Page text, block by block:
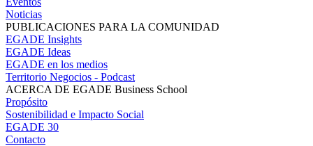
Noticias
PUBLICACIONES PARA LA COMUNIDAD
EGADE Insights
EGADE Ideas
EGADE en los medios
Territorio Negocios - Podcast
ACERCA DE EGADE Business School
Propósito
Sostenibilidad e Impacto Social
EGADE 30
Contacto